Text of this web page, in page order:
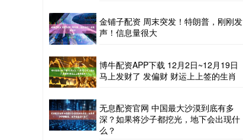
金铺子配资 周末突发！特朗普，刚刚发
声！信息量很大
博牛配资APP下载 12月2日~12月19日
马上发财了 发偏财 财运上上签的生肖
无息配资官网 中国最大沙漠到底有多
深？如果将沙子都挖光，地下会出现什
么？